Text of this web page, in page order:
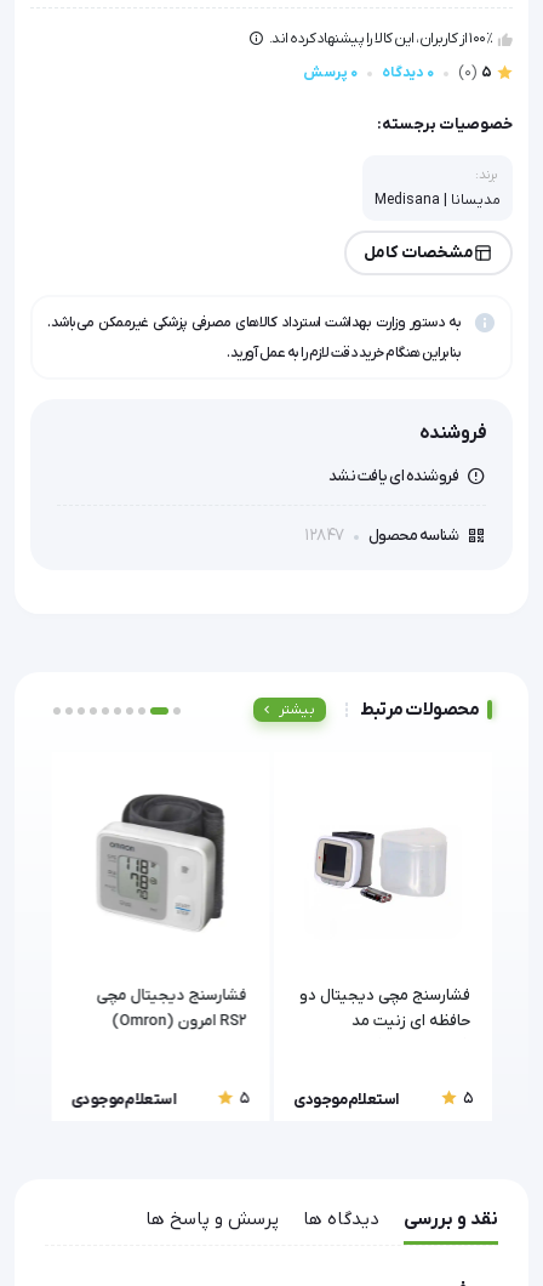
100٪ از کاربران، این کالا را پیشنهاد کرده اند.
5
(0) 0 دیدگاه 0 پرسش
خصوصیات برجسته:
برند:
مدیسانا | Medisana
مشخصات کامل
به دستور وزارت بهداشت استرداد کالاهای مصرفی پزشکی غیرممکن می‌باشد.
بنابراین هنگام خرید دقت لازم را به عمل آورید.
فروشنده
فروشنده ای یافت نشد
شناسه محصول 12847
محصولات مرتبط بیشتر
فشارسنج مچی دیجیتال دو
حافظه ای زنیت مد
5
استعلام موجودی
فشارسنج دیجیتال مچی
RS2 امرون (Omron)
5 استعلام موجودی
نقد و بررسی دیدگاه ها پرسش و پاسخ ها